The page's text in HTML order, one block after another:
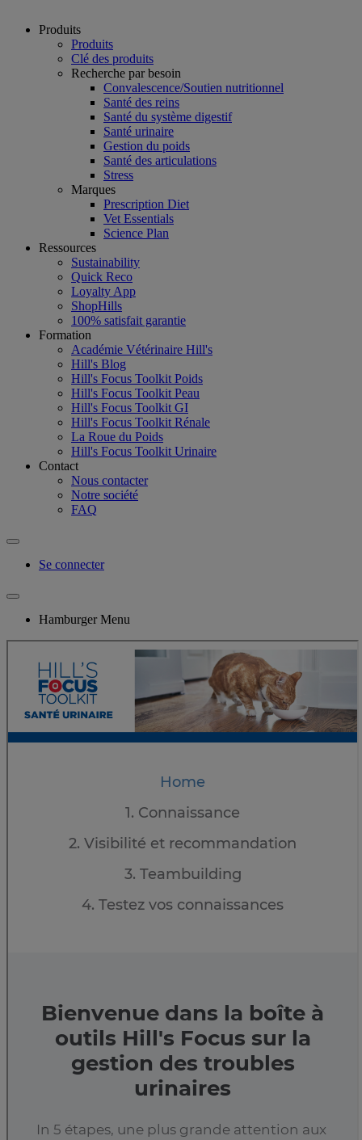
Produits
Produits
Clé des produits
Recherche par besoin
Convalescence/Soutien nutritionnel
Santé des reins
Santé du système digestif
Santé urinaire
Gestion du poids
Santé des articulations
Stress
Marques
Prescription Diet
Vet Essentials
Science Plan
Ressources
Sustainability
Quick Reco
Loyalty App
ShopHills
100% satisfait garantie
Formation
Académie Vétérinaire Hill's
Hill's Blog
Hill's Focus Toolkit Poids
Hill's Focus Toolkit Peau
Hill's Focus Toolkit GI
Hill's Focus Toolkit Rénale
La Roue du Poids
Hill's Focus Toolkit Urinaire
Contact
Nous contacter
Notre société
FAQ
Se connecter
Hamburger Menu